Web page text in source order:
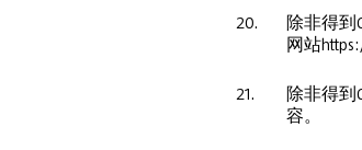
20.
除非得到
网站
21.
除非得到
容。